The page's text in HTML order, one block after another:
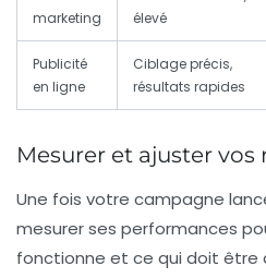
marketing
élevé
Publicité
en ligne
Ciblage précis,
résultats rapides
Mesurer et ajuster vos
Une fois votre campagne
mesurer ses performances
fonctionne et ce qui doit être